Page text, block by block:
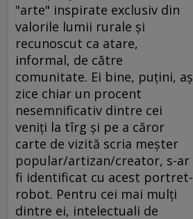
"arte" inspirate exclusiv din
valorile lumii rurale şi
recunoscut ca atare,
informal, de către
comunitate. Ei bine, puţini, aş
zice chiar un procent
nesemnificativ dintre cei
veniţi la tîrg şi pe a căror
carte de vizită scria meşter
popular/artizan/creator, s-ar
fi identificat cu acest portret-
robot. Pentru cei mai mulţi
dintre ei, intelectuali de